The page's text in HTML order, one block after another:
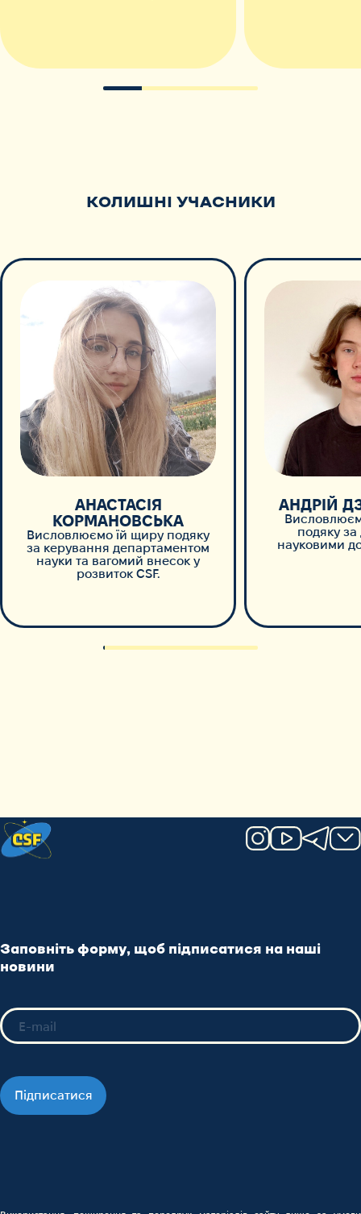
КОЛИШНІ УЧАСНИКИ
АНАСТАСІЯ
КОРМАНОВСЬКА
Висловлюємо їй щиру подяку
за керування департаментом
науки та вагомий внесок у
розвиток CSF.
АНДРІЙ
подяку за
науковими
Заповніть форму, щоб підписатися на наші
новини
Підписатися